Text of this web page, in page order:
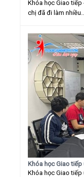
Khóa học Giao tiếp
chị đã đi làm nhiều...
Khóa học Giao tiếp
Khóa học Giao